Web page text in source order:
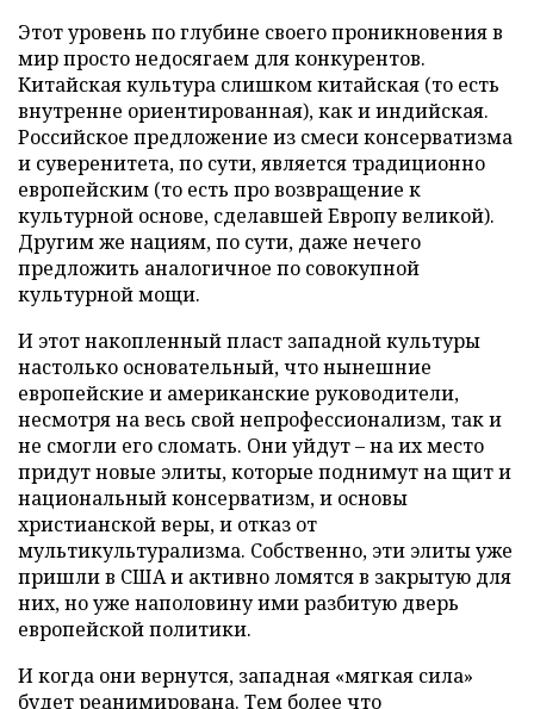
Этот уровень по глубине своего проникновения в
мир просто недосягаем для конкурентов.
Китайская культура слишком китайская (то есть
внутренне ориентированная), как и индийская.
Российское предложение из смеси консерватизма
и суверенитета, по сути, является традиционно
европейским (то есть про возвращение к
культурной основе, сделавшей Европу великой).
Другим же нациям, по сути, даже нечего
предложить аналогичное по совокупной
культурной мощи.
И этот накопленный пласт западной культуры
настолько основательный, что нынешние
европейские и американские руководители,
несмотря на весь свой непрофессионализм, так и
не смогли его сломать. Они уйдут – на их место
придут новые элиты, которые поднимут на щит и
национальный консерватизм, и основы
христианской веры, и отказ от
мультикультурализма. Собственно, эти элиты уже
пришли в США и активно ломятся в закрытую для
них, но уже наполовину ими разбитую дверь
европейской политики.
И когда они вернутся, западная «мягкая сила»
будет реанимирована. Тем более что